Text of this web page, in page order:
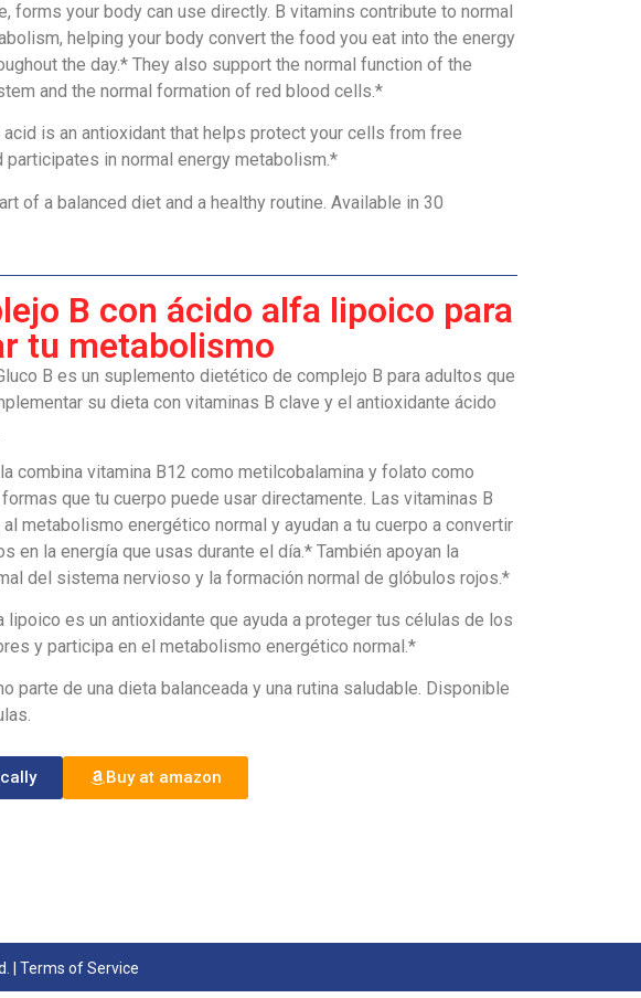
forms your body can use directly. B vitamins contribute to normal
helping your body convert the food you eat into the energy
the day.* They also support the normal function of the
and the normal formation of red blood cells.*
is an antioxidant that helps protect your cells from free
participates in normal energy metabolism.*
of a balanced diet and a healthy routine. Available in 30
B con ácido alfa lipoico para
tu metabolismo
B es un suplemento dietético de complejo B para adultos que
su dieta con vitaminas B clave y el antioxidante ácido
combina vitamina B12 como metilcobalamina y folato como
que tu cuerpo puede usar directamente. Las vitaminas B
metabolismo energético normal y ayudan a tu cuerpo a convertir
en la energía que usas durante el día.* También apoyan la
del sistema nervioso y la formación normal de glóbulos rojos.*
lipoico es un antioxidante que ayuda a proteger tus células de los
y participa en el metabolismo energético normal.*
parte de una dieta balanceada y una rutina saludable. Disponible
Buy at amazon
| Terms of Service